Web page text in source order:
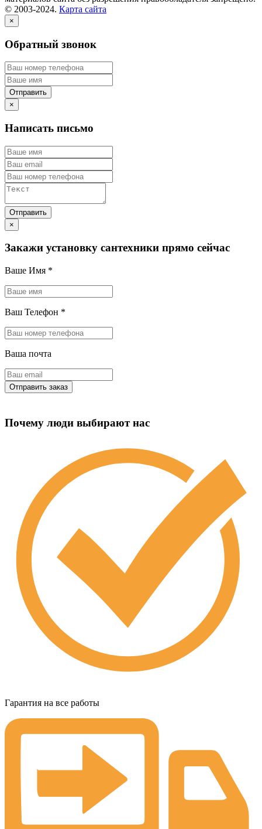
© 2003-2024. Карта сайта
×
Обратный звонок
×
Написать письмо
×
Закажи установку сантехники прямо сейчас
Ваше Имя *
Ваш Телефон *
Ваша почта
Почему люди выбирают нас
Гарантия на все работы